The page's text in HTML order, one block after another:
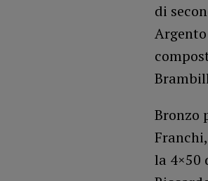
di
Bronzo
la 4×50